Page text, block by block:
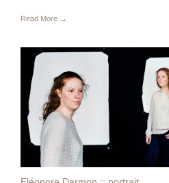
Read More →